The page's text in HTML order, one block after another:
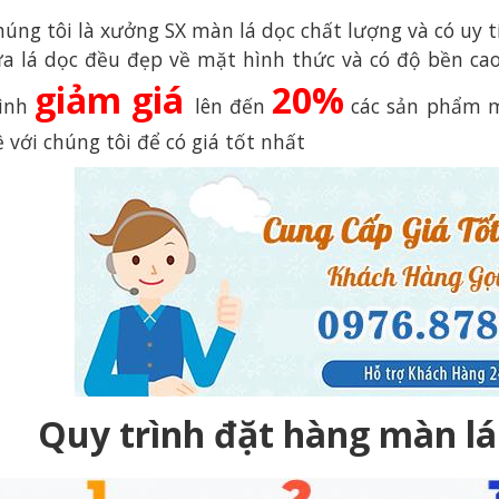
tôi là xưởng SX màn lá dọc chất lượng và có
lá dọc đều đẹp về mặt hình thức và có độ bền
giảm giá lên đến 20% các sản phẩm
với chúng tôi để có giá tốt nhất
Quy trình đặt hàng màn